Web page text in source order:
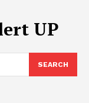
UP
SEARCH